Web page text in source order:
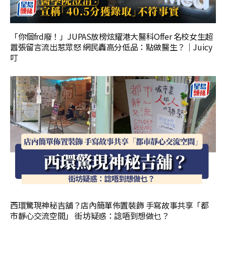
「你個frd廢！」JUPAS放榜炫耀港大醫科Offer 名校女生超
囂張留言流出惹眾怒 網民轟高分低品：點做醫生？｜Juicy
叮
西環驚現神秘吉舖？店內簡單佈置裝飾 手寫故事共享「都
市靜心交流空間」 街坊疑惑：諗唔到想做乜？